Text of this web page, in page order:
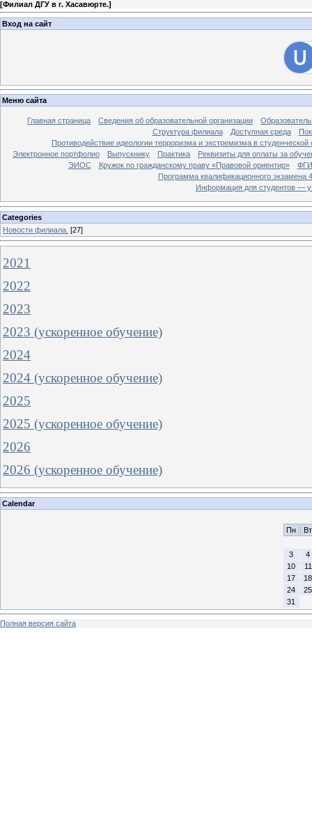
[Филиал ДГУ в г. Хасавюрте.]
Вход на сайт
Меню сайта
Главная страница Сведения об образовательной организации
Структура филиала
Доступная среда
Противодействие идеологии терроризма и экстремизма в студенческой
Электронное портфолио
Выпускнику Практика
Реквизиты для оплаты за
ЭИОС
Кружок по гражданскому праву «Правовой ориентир»
Программа квалификационного экзамена
Информация для студентов —
Categories
Новости филиала. [27]
2021
2022
2023
2023 (ускоренное обучение)
2024
2024 (ускоренное обучение)
2025
2025 (ускоренное обучение)
2026
2026 (ускоренное обучение)
Calendar
Пн
Вт
3
4
10
11
17
18
24
25
31
Полная версия сайта